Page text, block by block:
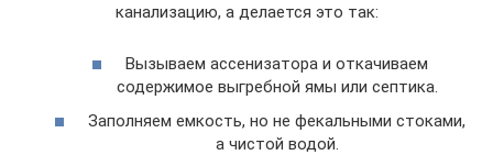
канализацию, а делается это так:
Вызываем ассенизатора и откачиваем
содержимое выгребной ямы или септика.
Заполняем емкость, но не фекальными стоками,
а чистой водой.